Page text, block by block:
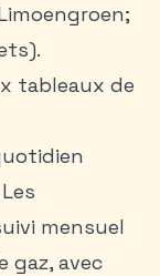
tableaux de
mensuel
gaz, avec